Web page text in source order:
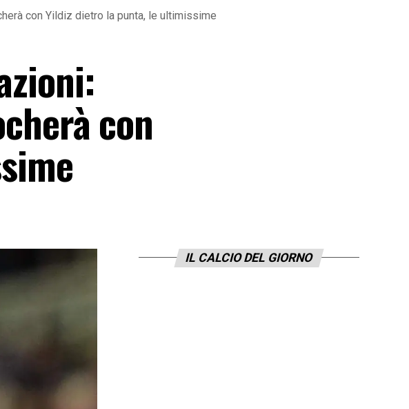
con Yildiz dietro la punta, le ultimissime
con
IL CALCIO DEL GIORNO